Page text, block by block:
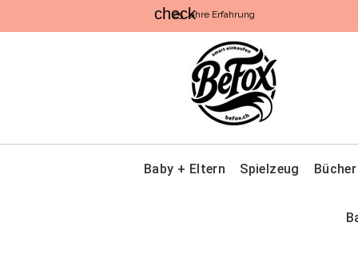
check
25 Jahre Erfahrung
Baby + Eltern Spielzeug Bücher